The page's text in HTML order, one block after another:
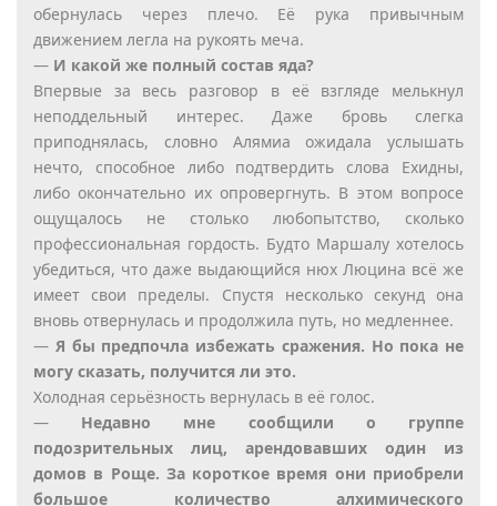
обернулась через плечо. Её рука привычным
движением легла на рукоять меча.
— И какой же полный состав яда?
Впервые за весь разговор в её взгляде мелькнул
неподдельный интерес. Даже бровь слегка
приподнялась, словно Алямиа ожидала услышать
нечто, способное либо подтвердить слова Ехидны,
либо окончательно их опровергнуть. В этом вопросе
ощущалось не столько любопытство, сколько
профессиональная гордость. Будто Маршалу хотелось
убедиться, что даже выдающийся нюх Люцина всё же
имеет свои пределы. Спустя несколько секунд она
вновь отвернулась и продолжила путь, но медленнее.
— Я бы предпочла избежать сражения. Но пока не
могу сказать, получится ли это.
Холодная серьёзность вернулась в её голос.
— Недавно мне сообщили о группе
подозрительных лиц, арендовавших один из
домов в Роще. За короткое время они приобрели
большое количество алхимического